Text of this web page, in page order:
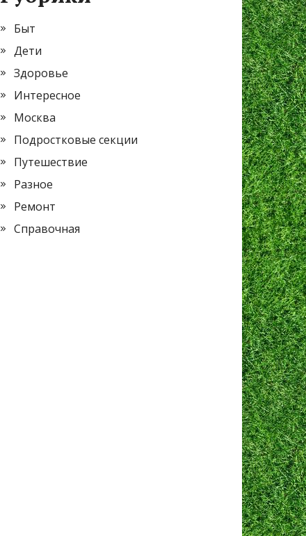
Быт
Дети
Здоровье
Интересное
Москва
Подростковые секции
Путешествие
Разное
Ремонт
Справочная